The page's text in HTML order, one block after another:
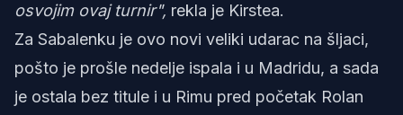
osvojim ovaj turnir", rekla je Kirstea.
Za Sabalenku je ovo novi veliki udarac na šljaci,
pošto je prošle nedelje ispala i u Madridu, a sada
je ostala bez titule i u Rimu pred početak Rolan